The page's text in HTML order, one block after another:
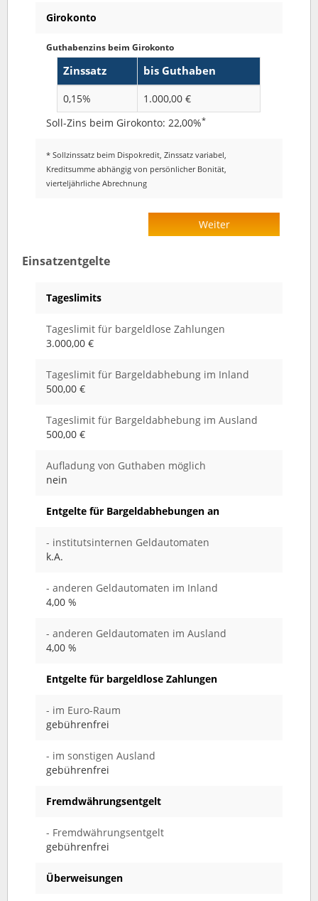
Girokonto
Guthabenzins beim Girokonto
Zinssatz bis Guthaben
0,15%
1.000,00 €
Soll-Zins beim Girokonto: 22,00%*
* Sollzinssatz beim Dispokredit, Zinssatz variabel,
Kreditsumme abhängig von persönlicher Bonität,
vierteljährliche Abrechnung
Weiter
Einsatzentgelte
Tageslimits
Tageslimit für bargeldlose Zahlungen
3.000,00 €
Tageslimit für Bargeldabhebung im Inland
500,00 €
Tageslimit für Bargeldabhebung im Ausland
500,00 €
Aufladung von Guthaben möglich
nein
Entgelte für Bargeldabhebungen an
- institutsinternen Geldautomaten
k.A.
- anderen Geldautomaten im Inland
4,00 %
- anderen Geldautomaten im Ausland
4,00 %
Entgelte für bargeldlose Zahlungen
- im Euro-Raum
gebührenfrei
- im sonstigen Ausland
gebührenfrei
Fremdwährungsentgelt
- Fremdwährungsentgelt
gebührenfrei
Überweisungen